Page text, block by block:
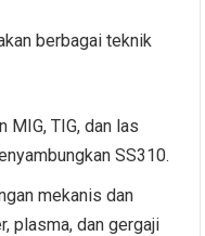
berbagai teknik
MIG, TIG, dan las
SS310.
mekanis dan
plasma, dan gergaji